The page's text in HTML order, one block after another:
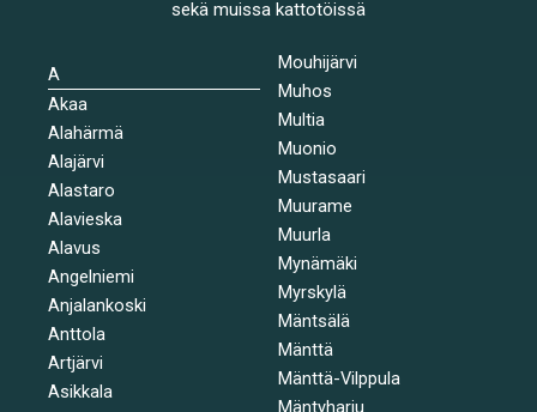
sekä muissa kattotöissä
A
Akaa
Alahärmä
Alajärvi
Alastaro
Alavieska
Alavus
Angelniemi
Anjalankoski
Anttola
Artjärvi
Asikkala
Mouhijärvi
Muhos
Multia
Muonio
Mustasaari
Muurame
Muurla
Mynämäki
Myrskylä
Mäntsälä
Mänttä
Mänttä-Vilppula
Mäntyharju